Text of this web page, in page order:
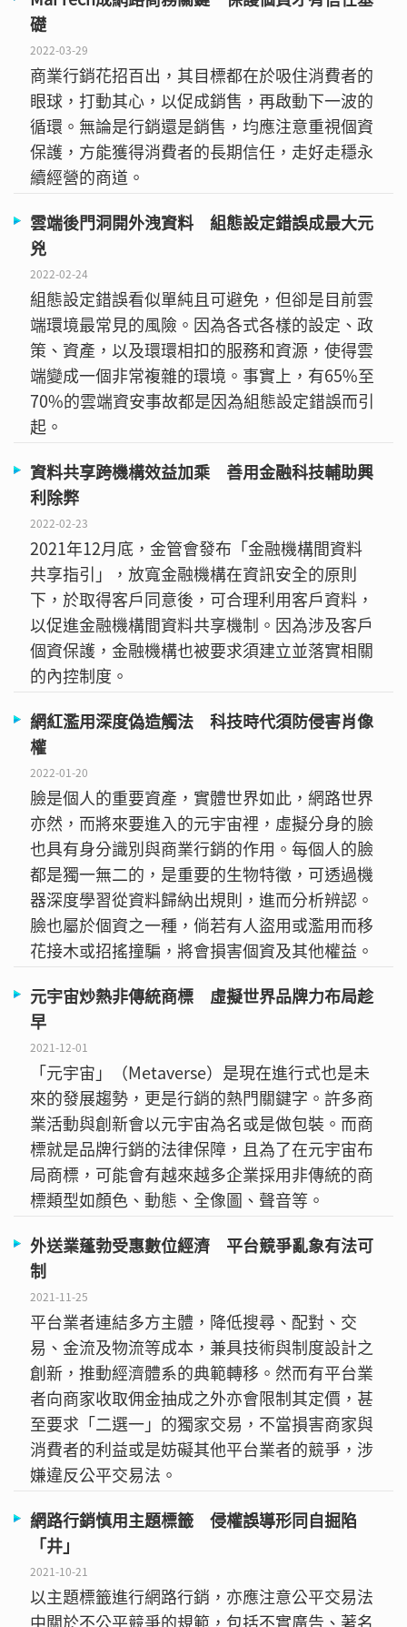
礎
2022-03-29
商業行銷花招百出，其目標都在於吸住消費者的
眼球，打動其心，以促成銷售，再啟動下一波的
循環。無論是行銷還是銷售，均應注意重視個資
保護，方能獲得消費者的長期信任，走好走穩永
續經營的商道。
雲端後門洞開外洩資料 組態設定錯誤成最大元
兇
2022-02-24
組態設定錯誤看似單純且可避免，但卻是目前雲
端環境最常見的風險。因為各式各樣的設定、政
策、資產，以及環環相扣的服務和資源，使得雲
端變成一個非常複雜的環境。事實上，有65%至
70%的雲端資安事故都是因為組態設定錯誤而引
起。
資料共享跨機構效益加乘 善用金融科技輔助興
利除弊
2022-02-23
2021年12月底，金管會發布「金融機構間資料
共享指引」，放寬金融機構在資訊安全的原則
下，於取得客戶同意後，可合理利用客戶資料，
以促進金融機構間資料共享機制。因為涉及客戶
個資保護，金融機構也被要求須建立並落實相關
的內控制度。
網紅濫用深度偽造觸法 科技時代須防侵害肖像
權
2022-01-20
臉是個人的重要資產，實體世界如此，網路世界
亦然，而將來要進入的元宇宙裡，虛擬分身的臉
也具有身分識別與商業行銷的作用。每個人的臉
都是獨一無二的，是重要的生物特徵，可透過機
器深度學習從資料歸納出規則，進而分析辨認。
臉也屬於個資之一種，倘若有人盜用或濫用而移
花接木或招搖撞騙，將會損害個資及其他權益。
元宇宙炒熱非傳統商標 虛擬世界品牌力布局趁
早
2021-12-01
「元宇宙」（Metaverse）是現在進行式也是未
來的發展趨勢，更是行銷的熱門關鍵字。許多商
業活動與創新會以元宇宙為名或是做包裝。而商
標就是品牌行銷的法律保障，且為了在元宇宙布
局商標，可能會有越來越多企業採用非傳統的商
標類型如顏色、動態、全像圖、聲音等。
外送業蓬勃受惠數位經濟 平台競爭亂象有法可
制
2021-11-25
平台業者連結多方主體，降低搜尋、配對、交
易、金流及物流等成本，兼具技術與制度設計之
創新，推動經濟體系的典範轉移。然而有平台業
者向商家收取佣金抽成之外亦會限制其定價，甚
至要求「二選一」的獨家交易，不當損害商家與
消費者的利益或是妨礙其他平台業者的競爭，涉
嫌違反公平交易法。
網路行銷慎用主題標籤 侵權誤導形同自掘陷
「井」
2021-10-21
以主題標籤進行網路行銷，亦應注意公平交易法
中關於不公平競爭的規範，包括不實廣告、著名